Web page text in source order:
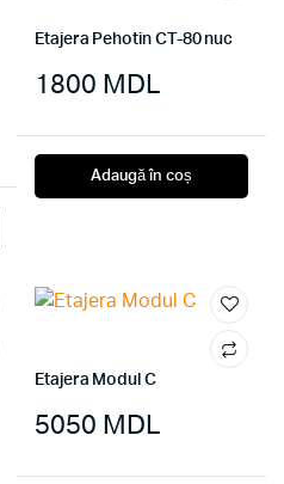
Etajera Pehotin CT-80 nuc
1800 MDL
Adaugă în coș
Etajera Modul C
5050 MDL